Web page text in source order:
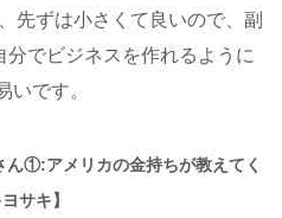
先ずは小さくて良いので、副
でビジネスを作れるように
いです。
ん①:アメリカの金持ちが教えてく
サキ】